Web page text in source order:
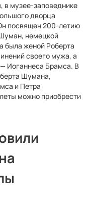
в музее-заповеднике
дворца
посвящен 200-летию
немецкой
была женой Роберта
своего мужа, а
Иоганнеса Брамса. В
Шумана,
и Петра
можно приобрести